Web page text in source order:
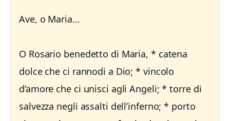
Ave, o Maria…
O Rosario benedetto di Maria, * catena
dolce che ci rannodi a Dio; * vincolo
d’amore che ci unisci agli Angeli; * torre di
salvezza negli assalti dell’inferno; * porto